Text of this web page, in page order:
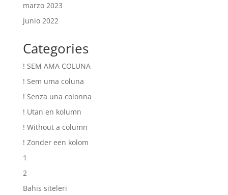
marzo 2023
junio 2022
Categories
! SEM AMA COLUNA
! Sem uma coluna
! Senza una colonna
! Utan en kolumn
! Without a column
! Zonder een kolom
1
2
Bahis siteleri